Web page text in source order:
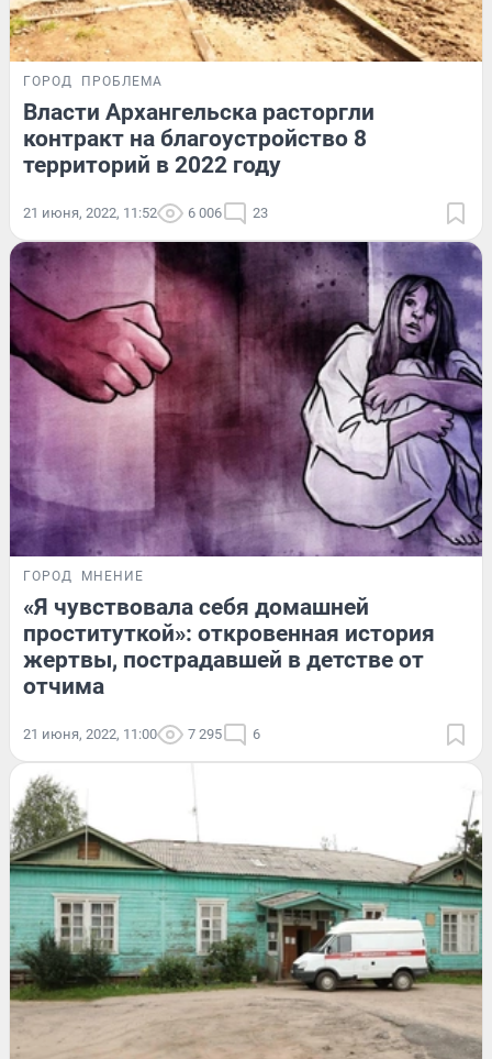
ГОРОД ПРОБЛЕМА
Власти Архангельска расторгли
контракт на благоустройство 8
территорий в 2022 году
21 июня, 2022, 11:52 6 006 23
ГОРОД МНЕНИЕ
«Я чувствовала себя домашней
проституткой»: откровенная история
жертвы, пострадавшей в детстве от
отчима
21 июня, 2022, 11:00 7 295 6